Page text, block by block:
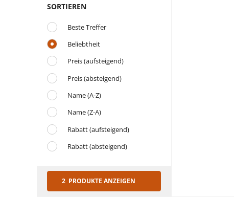
SORTIEREN
Beste Treffer
Beliebtheit
Preis (aufsteigend)
Preis (absteigend)
Name (A-Z)
Name (Z-A)
Rabatt (aufsteigend)
Rabatt (absteigend)
2 PRODUKTE ANZEIGEN